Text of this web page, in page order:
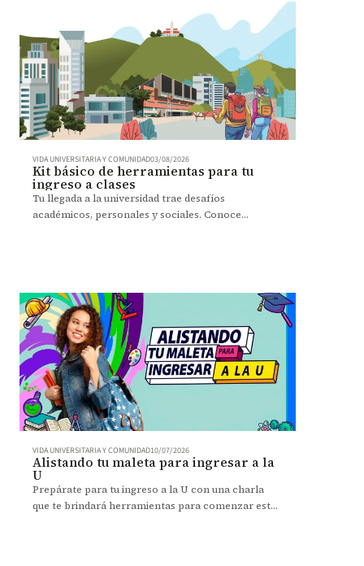
VIDA UNIVERSITARIA Y COMUNIDAD03/08/2026
Kit básico de herramientas para tu
ingreso a clases
Tu llegada a la universidad trae desafíos
académicos, personales y sociales. Conoce
VIDA UNIVERSITARIA Y COMUNIDAD10/07/2026
Alistando tu maleta para ingresar a la
U
Prepárate para tu ingreso a la U con una charla
que te brindará herramientas para comenzar esta